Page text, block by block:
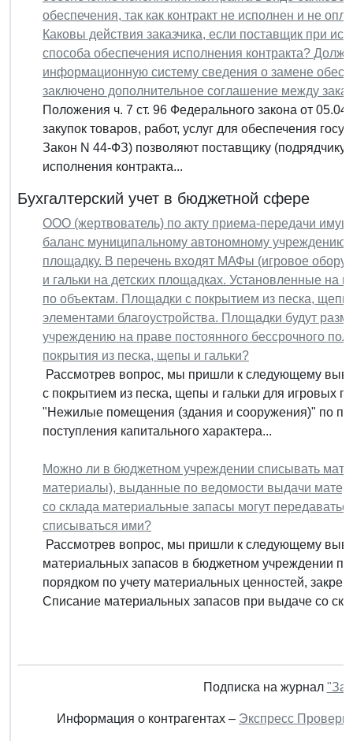
обеспечения, так как контракт не исполнен и не
Каковы действия заказчика, если поставщик при
способа обеспечения исполнения контракта?
информационную систему сведения о замене
заключено дополнительное соглашение между
Положения ч. 7 ст. 96 Федерального закона от
закупок товаров, работ, услуг для обеспечения
Закон N 44-ФЗ) позволяют поставщику (подрядчику,
исполнения контракта...
Бухгалтерский учет в бюджетной сфере
ООО (жертвователь) по акту приема-передачи
баланс муниципальному автономному учреждению
площадку. В перечень входят МАФы (игровое
и гальки на детских площадках. Установленные на
по объектам. Площадки с покрытием из песка,
элементами благоустройства. Площадки будут
учреждению на праве постоянного бессрочного
покрытия из песка, щепы и гальки?
Рассмотрев вопрос, мы пришли к следующему
с покрытием из песка, щепы и гальки для игровых
"Нежилые помещения (здания и сооружения)" по
поступления капитального характера...
Можно ли в бюджетном учреждении списывать
материалы), выданные по ведомости выдачи
со склада материальные запасы могут
списываться ими?
Рассмотрев вопрос, мы пришли к следующему
материальных запасов в бюджетном учреждении
порядком по учету материальных ценностей,
Списание материальных запасов при выдаче со
Подписка на журнал
Информация о контрагентах – Экспресс